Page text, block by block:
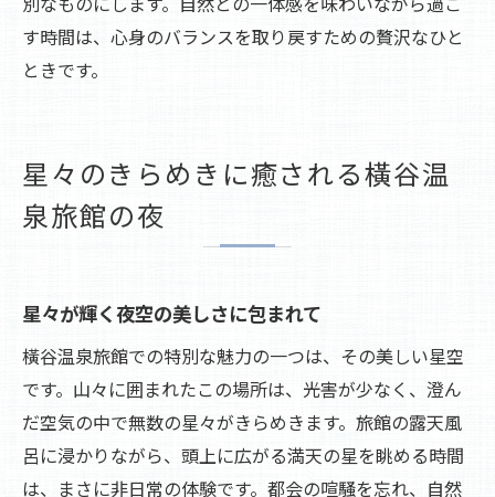
す時間は、心身のバランスを取り戻すための贅沢なひと
ときです。
星々のきらめきに癒される橫谷温
泉旅館の夜
星々が輝く夜空の美しさに包まれて
橫谷温泉旅館での特別な魅力の一つは、その美しい星空
です。山々に囲まれたこの場所は、光害が少なく、澄ん
だ空気の中で無数の星々がきらめきます。旅館の露天風
呂に浸かりながら、頭上に広がる満天の星を眺める時間
は、まさに非日常の体験です。都会の喧騒を忘れ、自然